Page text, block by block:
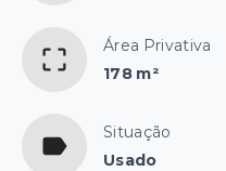
Área Privativa
178 m²
Situação
Usado